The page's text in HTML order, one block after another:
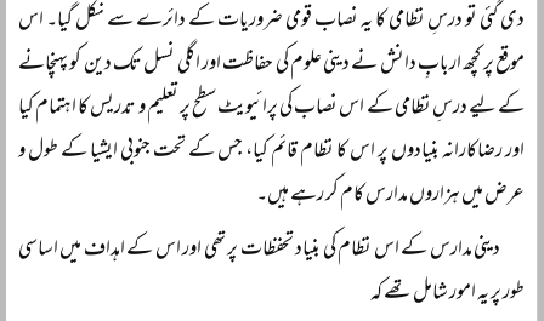
دی گئی تو درسِ نظامی کا یہ نصاب قومی ضروریات کے دائرے سے نکل گیا۔ اس
موقع پر کچھ اربابِ دانش نے دینی علوم کی حفاظت اور اگلی نسل تک دین کو پہنچانے
کے لیے درسِ نظامی کے اس نصاب کی پرائیویٹ سطح پر تعلیم و تدریس کا اہتمام کیا
اور رضاکارانہ بنیادوں پر اس کا نظام قائم کیا، جس کے تحت جنوبی ایشیا کے طول و
عرض میں ہزاروں مدارس کام کر رہے ہیں۔
دینی مدارس کے اس نظام کی بنیاد تحفظات پر تھی اور اس کے اہداف میں اساسی
طور پر یہ امور شامل تھے کہ